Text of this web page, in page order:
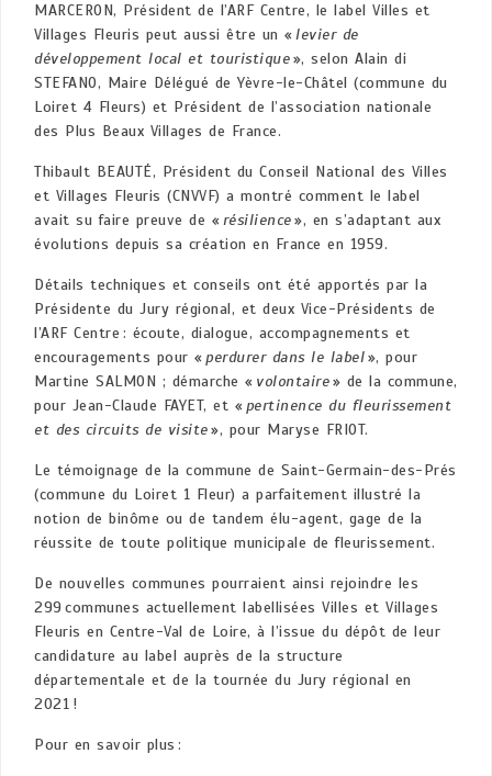
MARCERON, Président de l’ARF Centre, le label Villes et
Villages Fleuris peut aussi être un «levier de
développement local et touristique», selon Alain di
STEFANO, Maire Délégué de Yèvre-le-Châtel (commune du
Loiret 4 Fleurs) et Président de l’association nationale
des Plus Beaux Villages de France.
Thibault BEAUTÉ, Président du Conseil National des Villes
et Villages Fleuris (CNVVF) a montré comment le label
avait su faire preuve de «résilience», en s’adaptant aux
évolutions depuis sa création en France en 1959.
Détails techniques et conseils ont été apportés par la
Présidente du Jury régional, et deux Vice-Présidents de
l’ARF Centre : écoute, dialogue, accompagnements et
encouragements pour «perdurer dans le label», pour
Martine SALMON ; démarche « volontaire» de la commune,
pour Jean-Claude FAYET, et «pertinence du fleurissement
et des circuits de visite», pour Maryse FRIOT.
Le témoignage de la commune de Saint-Germain-des-Prés
(commune du Loiret 1 Fleur) a parfaitement illustré la
notion de binôme ou de tandem élu-agent, gage de la
réussite de toute politique municipale de fleurissement.
De nouvelles communes pourraient ainsi rejoindre les
299 communes actuellement labellisées Villes et Villages
Fleuris en Centre-Val de Loire, à l’issue du dépôt de leur
candidature au label auprès de la structure
départementale et de la tournée du Jury régional en
2021 !
Pour en savoir plus :